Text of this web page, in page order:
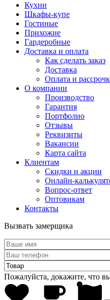
Кухни
Шкафы-купе
Гостиные
Прихожие
Гардеробные
Доставка и оплата
Как сделать заказ
Доставка
Оплата и
О компании
Производство
Гарантия
Портфолио
Отзывы
Реквизиты
Вакансии
Карта сайта
Клиентам
Скидки и акции
Онлайн-
Вопрос-ответ
Оптовикам
Контакты
Вызвать замерщика
Пожалуйста, докажите, что